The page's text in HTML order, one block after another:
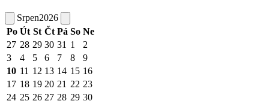
Srpen2026
Po Út St Čt Pá So Ne
27 28 29 30 31 1
2
3
4 5 6 7 8
9
10 11 12 13 14 15 16
17 18 19 20 21 22 23
24 25 26 27 28 29 30